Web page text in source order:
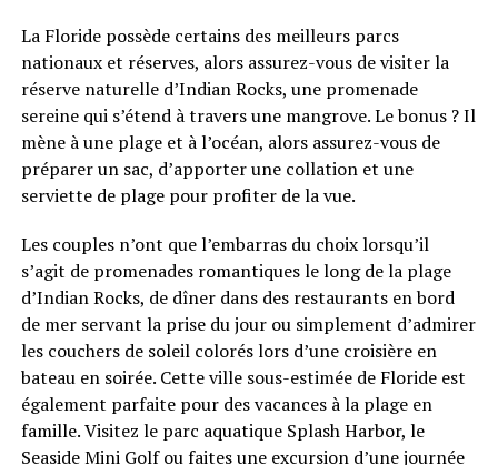
La Floride possède certains des meilleurs parcs
nationaux et réserves, alors assurez-vous de visiter la
réserve naturelle d’Indian Rocks, une promenade
sereine qui s’étend à travers une mangrove. Le bonus ? Il
mène à une plage et à l’océan, alors assurez-vous de
préparer un sac, d’apporter une collation et une
serviette de plage pour profiter de la vue.
Les couples n’ont que l’embarras du choix lorsqu’il
s’agit de promenades romantiques le long de la plage
d’Indian Rocks, de dîner dans des restaurants en bord
de mer servant la prise du jour ou simplement d’admirer
les couchers de soleil colorés lors d’une croisière en
bateau en soirée. Cette ville sous-estimée de Floride est
également parfaite pour des vacances à la plage en
famille. Visitez le parc aquatique Splash Harbor, le
Seaside Mini Golf ou faites une excursion d’une journée